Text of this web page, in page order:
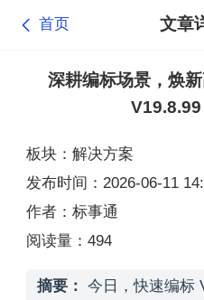
首页 文章
深耕编标场景，焕
板块：解决方案
发布时间：2026-06-11
作者：标事通
阅读量：494
摘要： 今日，快速编标